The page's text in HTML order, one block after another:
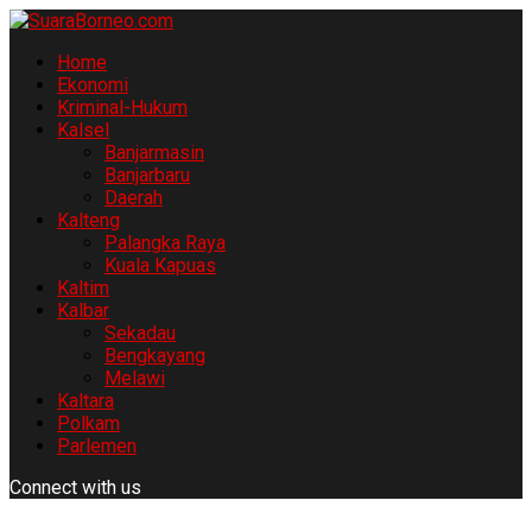
Home
Ekonomi
Kriminal-Hukum
Kalsel
Banjarmasin
Banjarbaru
Daerah
Kalteng
Palangka Raya
Kuala Kapuas
Kaltim
Kalbar
Sekadau
Bengkayang
Melawi
Kaltara
Polkam
Parlemen
Connect with us